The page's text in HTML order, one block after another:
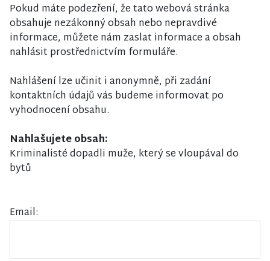
Pokud máte podezření, že tato webová stránka
obsahuje nezákonný obsah nebo nepravdivé
informace, můžete nám zaslat informace a obsah
nahlásit prostřednictvím formuláře.
Nahlášení lze učinit i anonymně, při zadání
kontaktních údajů vás budeme informovat po
vyhodnocení obsahu.
Nahlašujete obsah:
Kriminalisté dopadli muže, který se vloupával do
bytů
Email: